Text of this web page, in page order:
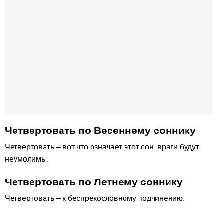
Четвертовать по Весеннему соннику
Четвертовать – вот что означает этот сон, враги будут
неумолимы.
Четвертовать по Летнему соннику
Четвертовать – к беспрекословному подчинению.